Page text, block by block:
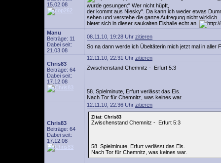
15.02.08
wurde gesungen:" Wer nicht hüpft,
der kommt aus Niesky". Da kann ich weder etwas
sehen und verstehe die ganze Aufregung nicht
bietet sich in dieser saukalten Eishalle echt an.
Manu
Beiträge: 11
Dabei seit:
21.03.08
08.11.10, 19:28 Uhr zitieren
So na dann werde ich Übeltäterin mich jetzt mal in aller
Chris83
Beiträge: 64
Dabei seit:
17.12.08
12.11.10, 22:31 Uhr zitieren
Zwischenstand Chemnitz - Erfurt 5:3
58. Spielminute, Erfurt verlässt das Eis.
Nach Tor für Chemnitz, was keines war.
Chris83
Beiträge: 64
Dabei seit:
17.12.08
12.11.10, 22:36 Uhr zitieren
Zitat: Chris83
Zwischenstand Chemnitz - Erfurt 5:3
58. Spielminute, Erfurt verlässt das Eis.
Nach Tor für Chemnitz, was keines war.